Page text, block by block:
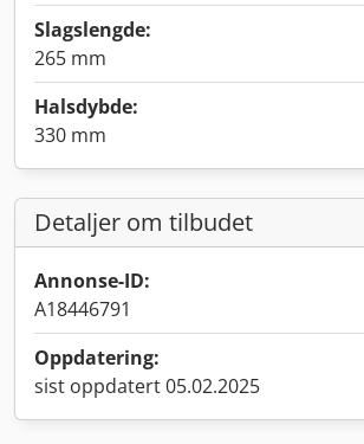
Slagslengde:
265 mm
Halsdybde:
330 mm
Detaljer om tilbudet
Annonse-ID:
A18446791
Oppdatering:
sist oppdatert 05.02.2025